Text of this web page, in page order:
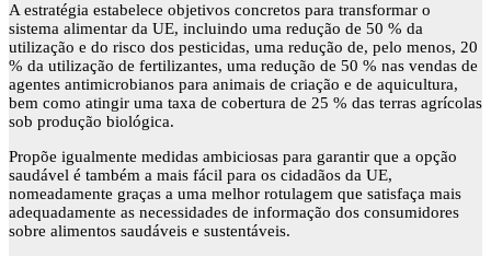
A estratégia estabelece objetivos concretos para transformar o
sistema alimentar da UE, incluindo uma redução de 50 % da
utilização e do risco dos pesticidas, uma redução de, pelo menos, 20
% da utilização de fertilizantes, uma redução de 50 % nas vendas de
agentes antimicrobianos para animais de criação e de aquicultura,
bem como atingir uma taxa de cobertura de 25 % das terras agrícolas
sob produção biológica.
Propõe igualmente medidas ambiciosas para garantir que a opção
saudável é também a mais fácil para os cidadãos da UE,
nomeadamente graças a uma melhor rotulagem que satisfaça mais
adequadamente as necessidades de informação dos consumidores
sobre alimentos saudáveis e sustentáveis.